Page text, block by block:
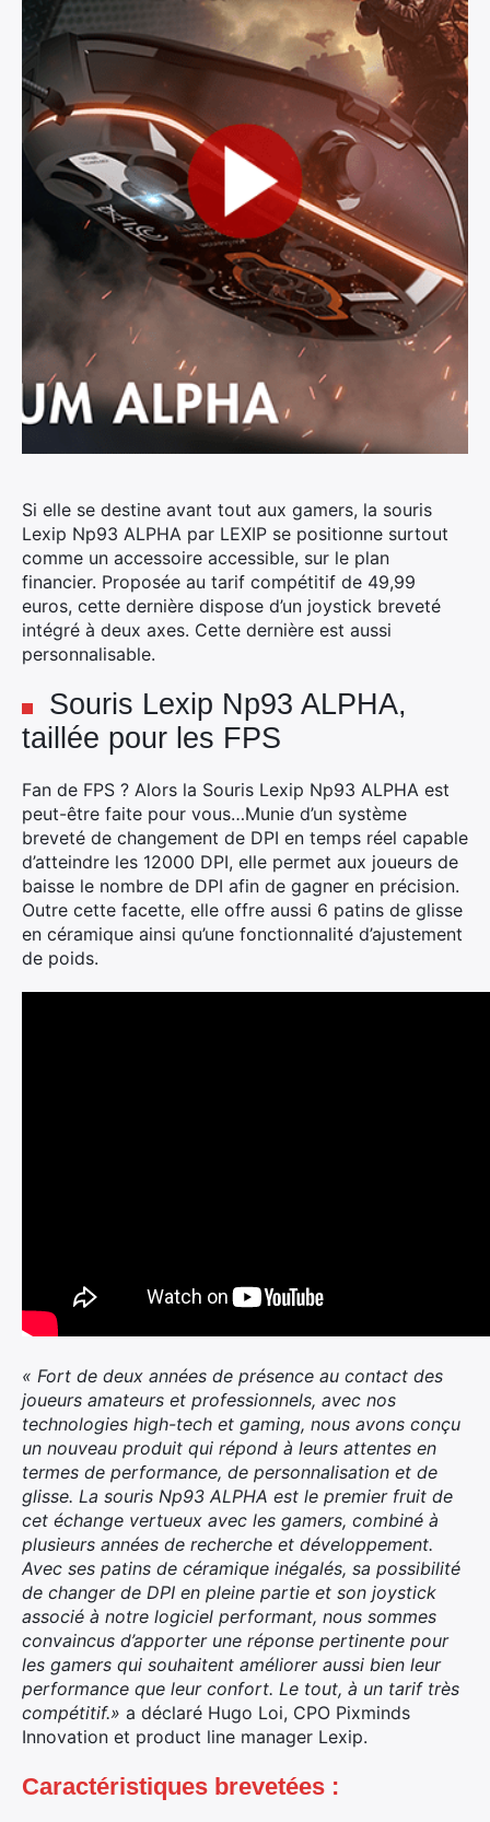
Si elle se destine avant tout aux gamers, la souris
Lexip Np93 ALPHA par LEXIP se positionne surtout
comme un accessoire accessible, sur le plan
financier. Proposée au tarif compétitif de 49,99
euros, cette dernière dispose d’un joystick breveté
intégré à deux axes. Cette dernière est aussi
personnalisable.
Souris Lexip Np93 ALPHA,
taillée pour les FPS
Fan de FPS ? Alors la Souris Lexip Np93 ALPHA est
peut-être faite pour vous…Munie d’un système
breveté de changement de DPI en temps réel capable
d’atteindre les 12000 DPI, elle permet aux joueurs de
baisse le nombre de DPI afin de gagner en précision.
Outre cette facette, elle offre aussi 6 patins de glisse
en céramique ainsi qu’une fonctionnalité d’ajustement
de poids.
« Fort de deux années de présence au contact des
joueurs amateurs et professionnels, avec nos
technologies high-tech et gaming, nous avons conçu
un nouveau produit qui répond à leurs attentes en
termes de performance, de personnalisation et de
glisse. La souris Np93 ALPHA est le premier fruit de
cet échange vertueux avec les gamers, combiné à
plusieurs années de recherche et développement.
Avec ses patins de céramique inégalés, sa possibilité
de changer de DPI en pleine partie et son joystick
associé à notre logiciel performant, nous sommes
convaincus d’apporter une réponse pertinente pour
les gamers qui souhaitent améliorer aussi bien leur
performance que leur confort. Le tout, à un tarif très
compétitif.» a déclaré Hugo Loi, CPO Pixminds
Innovation et product line manager Lexip.
Caractéristiques brevetées :